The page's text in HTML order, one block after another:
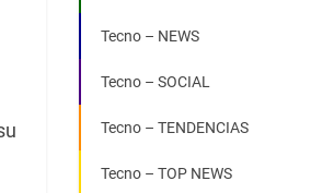
Tecno – NEWS
Tecno – SOCIAL
Tecno – TENDENCIAS
Tecno – TOP NEWS